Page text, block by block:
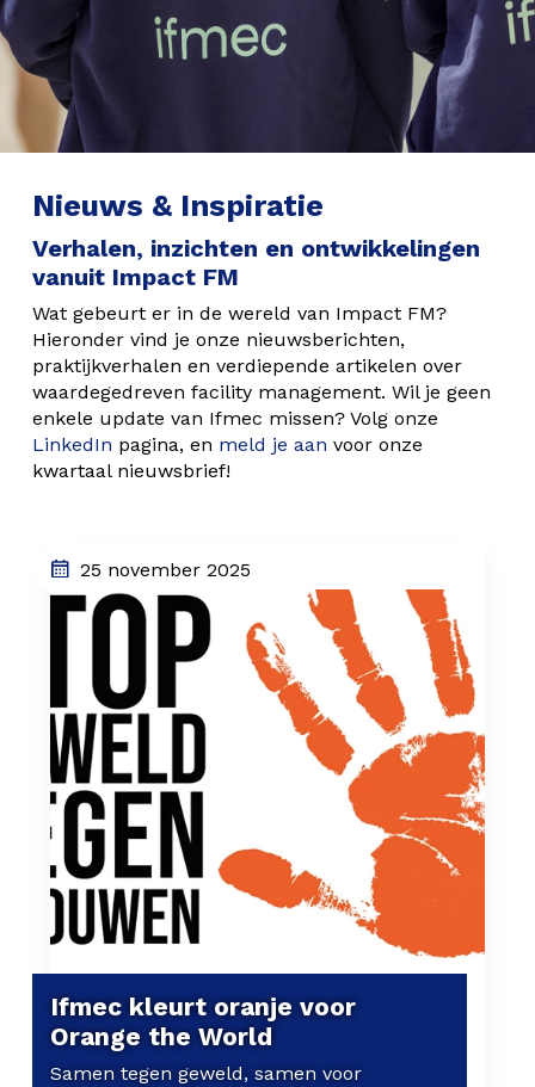
Nieuws & Inspiratie
Verhalen, inzichten en ontwikkelingen
vanuit Impact FM
Wat gebeurt er in de wereld van Impact FM?
Hieronder vind je onze nieuwsberichten,
praktijkverhalen en verdiepende artikelen over
waardegedreven facility management. Wil je geen
enkele update van Ifmec missen? Volg onze
LinkedIn pagina, en meld je aan voor onze
kwartaal nieuwsbrief!
25 november 2025
Ifmec kleurt oranje voor
Orange the World
Samen tegen geweld, samen voor